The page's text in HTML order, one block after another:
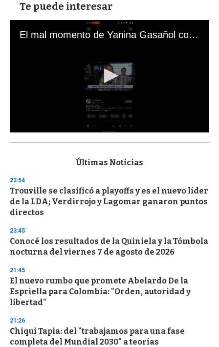
Te puede interesar
El mal momento de Yanina Gasañol con un hincha argentino en "Subrayado"
s
d
s
o
f
3
s
e
c
o
d
s
Últimas Noticias
23:54
Trouville se clasificó a playoffs y es el nuevo líder
de la LDA; Verdirrojo y Lagomar ganaron puntos
directos
23:45
Conocé los resultados de la Quiniela y la Tómbola
nocturna del viernes 7 de agosto de 2026
21:45
El nuevo rumbo que promete Abelardo De la
Espriella para Colombia: "Orden, autoridad y
libertad"
21:26
Chiqui Tapia: del "trabajamos para una fase
completa del Mundial 2030" a teorías